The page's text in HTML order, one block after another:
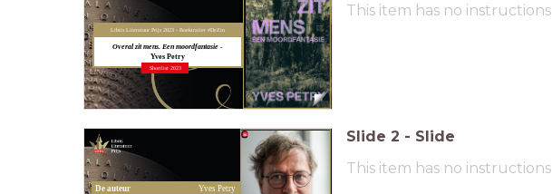
Libris Literatuur Prijs 2023 - Boektrailer #DeZin
Overal zit mens. Een moordfantasie -
Yves Petry
Shortlist 2023
This item has no instructions
De auteur Yves Petry
Slide 2 - Slide
This item has no instructions